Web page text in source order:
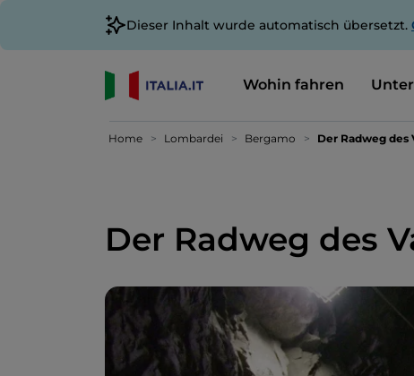
Dieser Inhalt wurde automatisch übersetzt.
Wohin fahren
Home Lombardei Bergamo Der Radweg des
Der Radweg des